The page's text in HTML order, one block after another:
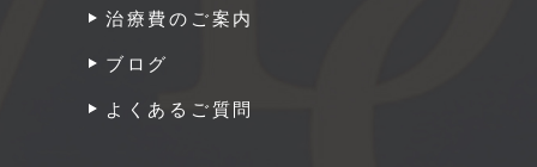
治療費のご案内
ブログ
よくあるご質問